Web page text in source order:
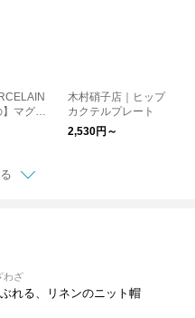
】マグカ
木村硝子店｜ヒップ
カクテルプレート
2,530円～
わざ
れる、リネンのニット帽